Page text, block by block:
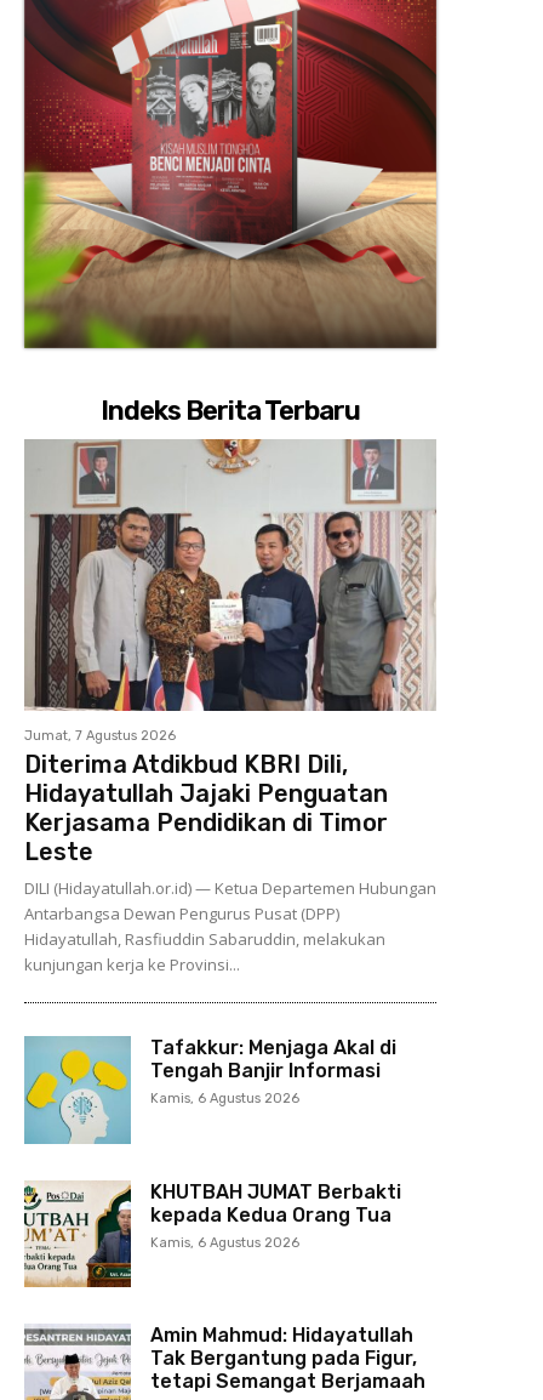
Indeks Berita Terbaru
Jumat, 7 Agustus 2026
Diterima Atdikbud KBRI Dili,
Hidayatullah Jajaki Penguatan
Kerjasama Pendidikan di Timor
Leste
DILI (Hidayatullah.or.id) — Ketua Departemen Hubungan
Antarbangsa Dewan Pengurus Pusat (DPP)
Hidayatullah, Rasfiuddin Sabaruddin, melakukan
kunjungan kerja ke Provinsi...
Tafakkur: Menjaga Akal di
Tengah Banjir Informasi
Kamis, 6 Agustus 2026
KHUTBAH JUMAT Berbakti
kepada Kedua Orang Tua
Kamis, 6 Agustus 2026
Amin Mahmud: Hidayatullah
Tak Bergantung pada Figur,
tetapi Semangat Berjamaah